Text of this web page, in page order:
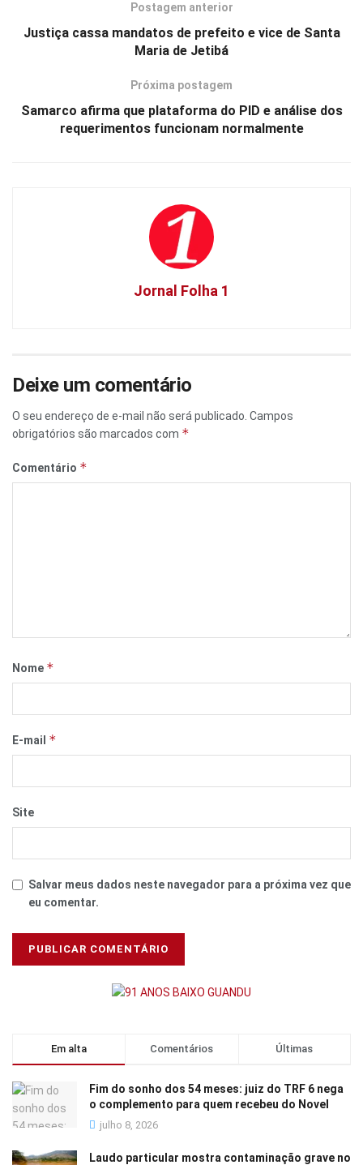
Postagem anterior
Justiça cassa mandatos de prefeito e vice de Santa
Maria de Jetibá
Próxima postagem
Samarco afirma que plataforma do PID e análise dos
requerimentos funcionam normalmente
Jornal Folha 1
Deixe um comentário
O seu endereço de e-mail não será publicado. Campos
obrigatórios são marcados com *
Comentário *
Nome *
E-mail *
Site
Salvar meus dados neste navegador para a próxima vez que
eu comentar.
Em alta Comentários Últimas
Fim do sonho dos 54 meses: juiz do TRF 6 nega
o complemento para quem recebeu do Novel
julho 8, 2026
Laudo particular mostra contaminação grave no